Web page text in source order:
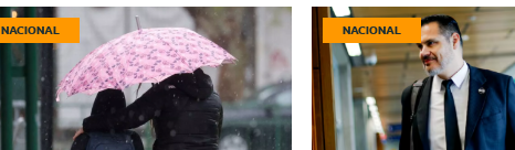
NACIONAL NACIONAL